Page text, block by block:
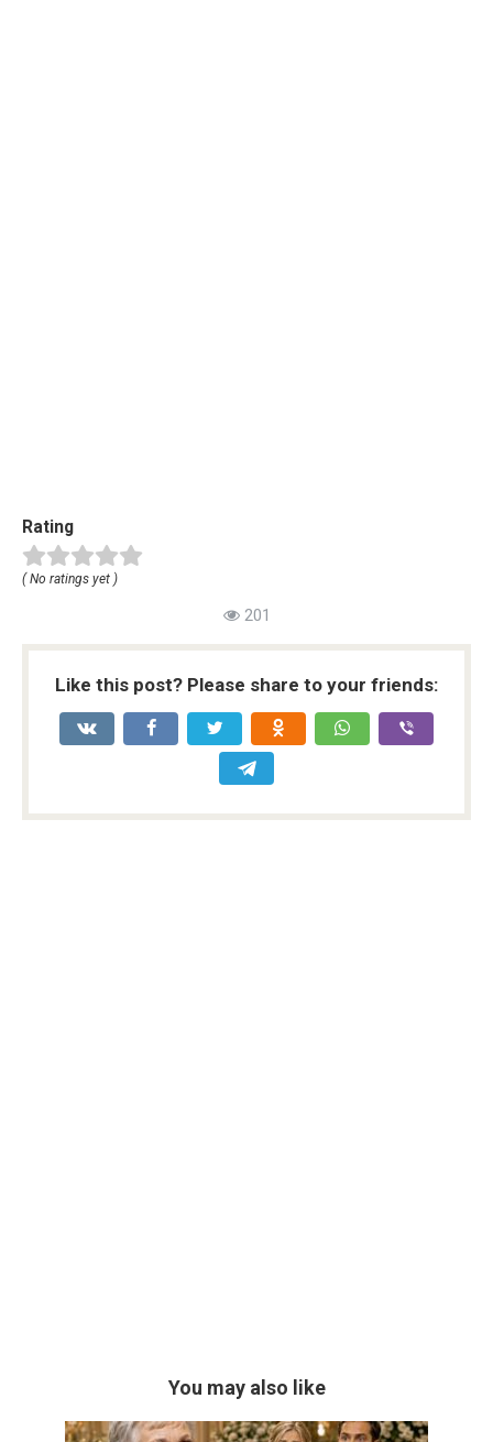
Rating
( No ratings yet )
201
Like this post? Please share to your friends:
You may also like